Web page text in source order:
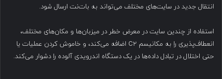
انتقال جدید در سایت‌های مختلف می‌تواند به بات‌نت ارسال شود.
استفاده از چندین سایت در معرض خطر در میزبان‌ها و مکان‌های مختلف،
انعطاف‌پذیری را به مکانیسم C2 اضافه می‌کند، و خاموش کردن عملیات یا
حتی اختلال در تبادل داده‌ها در یک دستگاه اندرویدی آلوده را دشوار می‌کند.